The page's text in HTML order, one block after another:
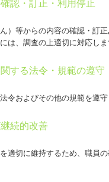
認・訂正・利用停止
）等からの内容の確認・訂
は、調査の上適切に対応しま
する法令・規範の遵守
令およびその他の規範を遵守
続的改善
適切に維持するため、職員